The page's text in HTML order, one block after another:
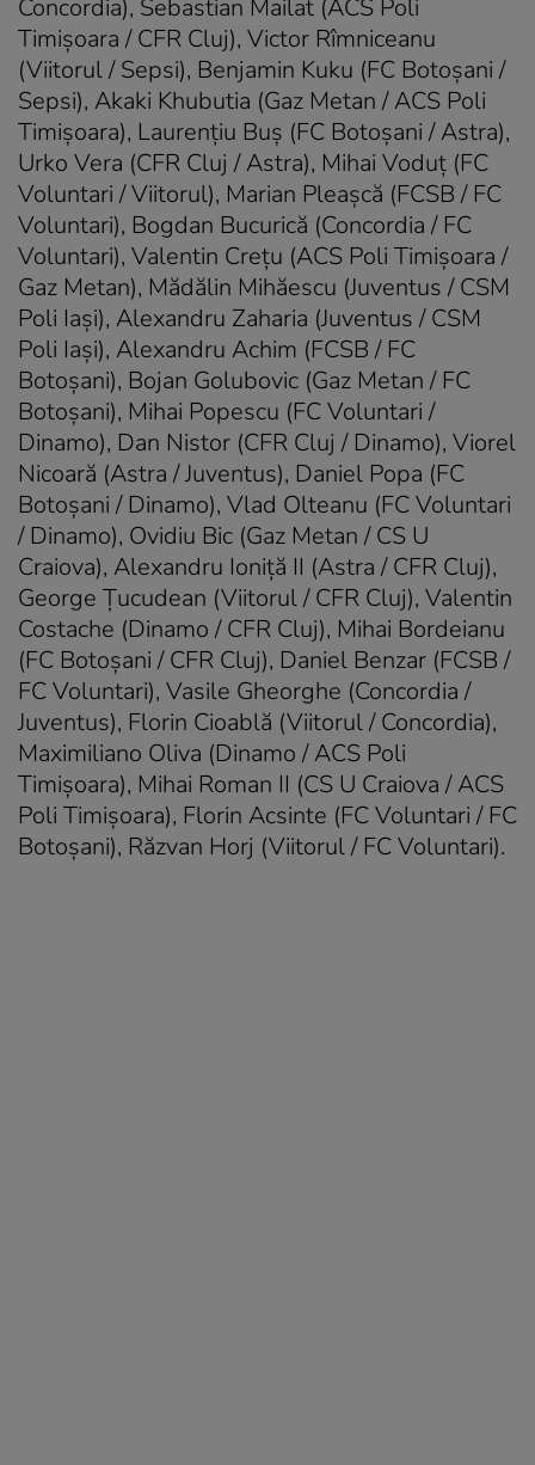
Concordia), Sebastian Mailat (ACS Poli
Timişoara / CFR Cluj), Victor Rîmniceanu
(Viitorul / Sepsi), Benjamin Kuku (FC Botoşani /
Sepsi), Akaki Khubutia (Gaz Metan / ACS Poli
Timişoara), Laurenţiu Buş (FC Botoşani / Astra),
Urko Vera (CFR Cluj / Astra), Mihai Voduţ (FC
Voluntari / Viitorul), Marian Pleaşcă (FCSB / FC
Voluntari), Bogdan Bucurică (Concordia / FC
Voluntari), Valentin Creţu (ACS Poli Timişoara /
Gaz Metan), Mădălin Mihăescu (Juventus / CSM
Poli Iaşi), Alexandru Zaharia (Juventus / CSM
Poli Iaşi), Alexandru Achim (FCSB / FC
Botoşani), Bojan Golubovic (Gaz Metan / FC
Botoşani), Mihai Popescu (FC Voluntari /
Dinamo), Dan Nistor (CFR Cluj / Dinamo), Viorel
Nicoară (Astra / Juventus), Daniel Popa (FC
Botoşani / Dinamo), Vlad Olteanu (FC Voluntari
/ Dinamo), Ovidiu Bic (Gaz Metan / CS U
Craiova), Alexandru Ioniţă II (Astra / CFR Cluj),
George Ţucudean (Viitorul / CFR Cluj), Valentin
Costache (Dinamo / CFR Cluj), Mihai Bordeianu
(FC Botoşani / CFR Cluj), Daniel Benzar (FCSB /
FC Voluntari), Vasile Gheorghe (Concordia /
Juventus), Florin Cioablă (Viitorul / Concordia),
Maximiliano Oliva (Dinamo / ACS Poli
Timişoara), Mihai Roman II (CS U Craiova / ACS
Poli Timişoara), Florin Acsinte (FC Voluntari / FC
Botoşani), Răzvan Horj (Viitorul / FC Voluntari).